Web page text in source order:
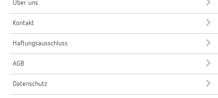
Über uns
Kontakt
Haftungsausschluss
AGB
Datenschutz